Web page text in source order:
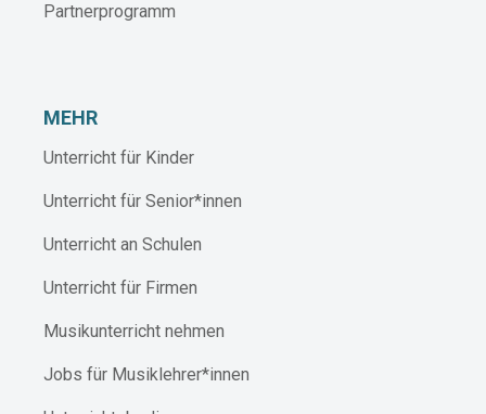
Partnerprogramm
MEHR
Unterricht für Kinder
Unterricht für Senior*innen
Unterricht an Schulen
Unterricht für Firmen
Musikunterricht nehmen
Jobs für Musiklehrer*innen